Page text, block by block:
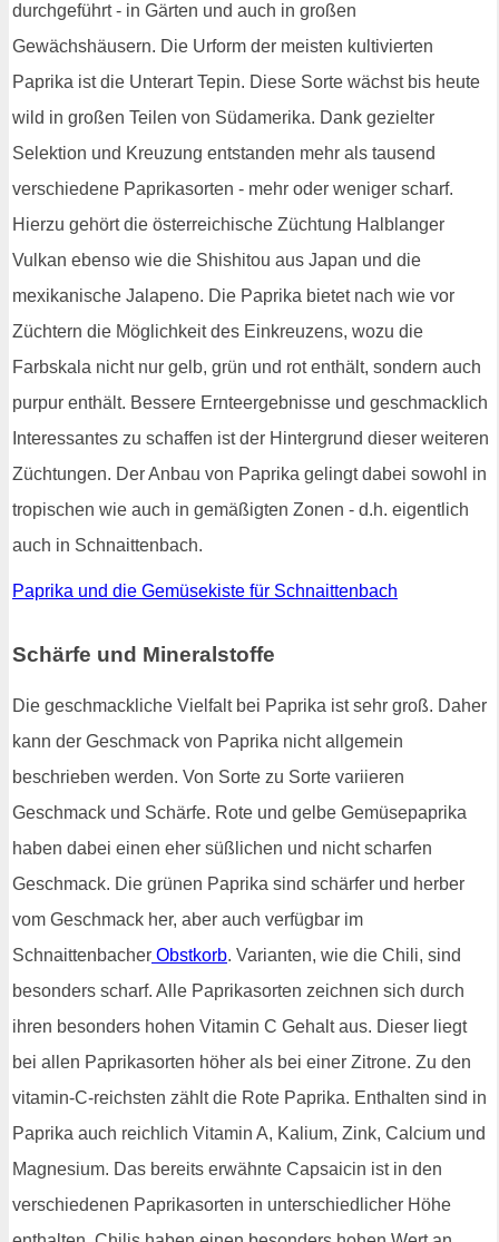
durchgeführt - in Gärten und auch in großen
Gewächshäusern. Die Urform der meisten kultivierten
Paprika ist die Unterart Tepin. Diese Sorte wächst bis heute
wild in großen Teilen von Südamerika. Dank gezielter
Selektion und Kreuzung entstanden mehr als tausend
verschiedene Paprikasorten - mehr oder weniger scharf.
Hierzu gehört die österreichische Züchtung Halblanger
Vulkan ebenso wie die Shishitou aus Japan und die
mexikanische Jalapeno. Die Paprika bietet nach wie vor
Züchtern die Möglichkeit des Einkreuzens, wozu die
Farbskala nicht nur gelb, grün und rot enthält, sondern auch
purpur enthält. Bessere Ernteergebnisse und geschmacklich
Interessantes zu schaffen ist der Hintergrund dieser weiteren
Züchtungen. Der Anbau von Paprika gelingt dabei sowohl in
tropischen wie auch in gemäßigten Zonen - d.h. eigentlich
auch in Schnaittenbach.
Paprika und die Gemüsekiste für Schnaittenbach
Schärfe und Mineralstoffe
Die geschmackliche Vielfalt bei Paprika ist sehr groß. Daher
kann der Geschmack von Paprika nicht allgemein
beschrieben werden. Von Sorte zu Sorte variieren
Geschmack und Schärfe. Rote und gelbe Gemüsepaprika
haben dabei einen eher süßlichen und nicht scharfen
Geschmack. Die grünen Paprika sind schärfer und herber
vom Geschmack her, aber auch verfügbar im
Schnaittenbacher Obstkorb. Varianten, wie die Chili, sind
besonders scharf. Alle Paprikasorten zeichnen sich durch
ihren besonders hohen Vitamin C Gehalt aus. Dieser liegt
bei allen Paprikasorten höher als bei einer Zitrone. Zu den
vitamin-C-reichsten zählt die Rote Paprika. Enthalten sind in
Paprika auch reichlich Vitamin A, Kalium, Zink, Calcium und
Magnesium. Das bereits erwähnte Capsaicin ist in den
verschiedenen Paprikasorten in unterschiedlicher Höhe